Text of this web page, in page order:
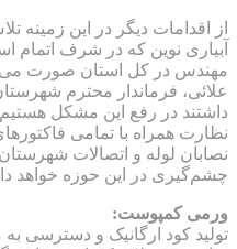
از اقدامات دیگر در این
آبیاری نوین که در شرف اتمام
مهندس در کل استان صورت
علائی، فرماندار محترم
داشتند در رفع این مشکل
نظارت همراه با تمامی
نصابان لوله و اتصالات
چشم‌گیری در این حوزه خواهد
ورمی کمپوست:
تولید کود ارگانیک و دسترسی